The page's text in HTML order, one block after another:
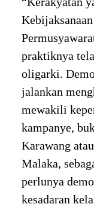
praktiknya
oligarki.
jalankan
mewakili
kampanye,
Karawang
Malaka,
perlunya
kesadaran